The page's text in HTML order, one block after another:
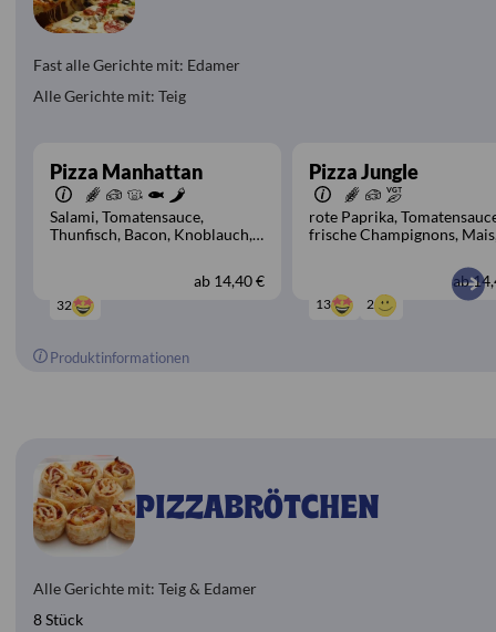
Fast alle Gerichte mit: Edamer
Alle Gerichte mit: Teig
Pizza Manhattan
Salami Tomatensauce
Thunfisch Bacon Knoblauch
ab 14,40 €
32
Pizza Jungle
rote Paprika
frische Champignons Mais
ab
13 2
Produktinformationen
PIZZABRÖTCHEN
Alle Gerichte mit: Teig & Edamer
8 Stück